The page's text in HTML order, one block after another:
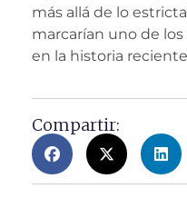
más allá de lo
marcarían uno de
en la historia
Compartir: